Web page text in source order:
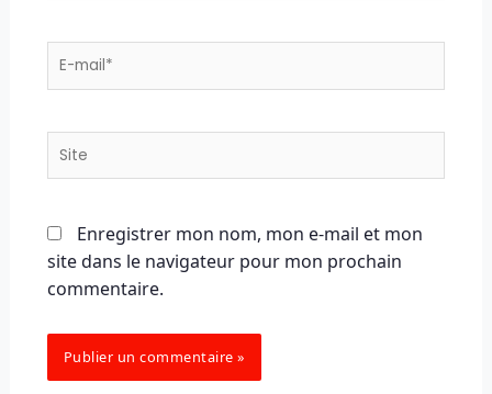
E-
Site
Enregistrer mon nom, mon e-mail et mon
site dans le navigateur pour mon prochain
commentaire.